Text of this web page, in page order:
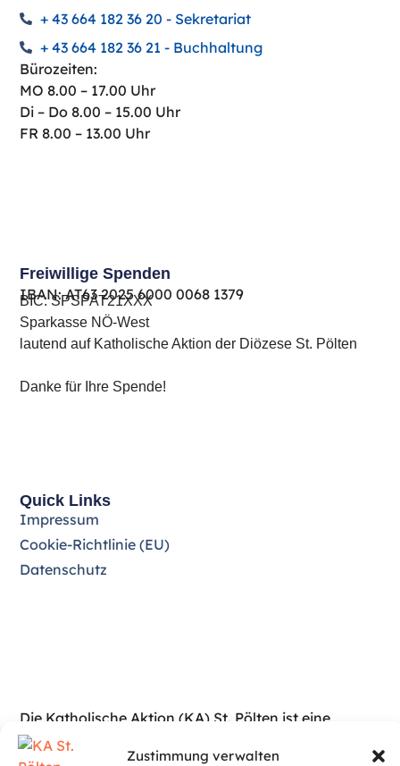
Zustimmung verwalten
Die Katholische Aktion (KA) St. Pölten ist eine
Gemeinschaft engagierter Christinnen und Christen,
die sich für Glaube, Gesellschaft und soziale
Quick Links
Impressum
Cookie-Richtlinie (EU)
Datenschutz
+ 43 664 182 36 20 - Sekretariat
+ 43 664 182 36 21 - Buchhaltung
Bürozeiten:
MO 8.00 – 17.00 Uhr
Di – Do 8.00 – 15.00 Uhr
FR 8.00 – 13.00 Uhr
Freiwillige Spenden
IBAN: AT63 ​2025 ​6000 ​0068 ​1379
BIC: SPSPAT21XXX
Sparkasse NÖ-West
lautend auf Katholische Aktion der Diözese St. Pölten
Danke für Ihre Spende!